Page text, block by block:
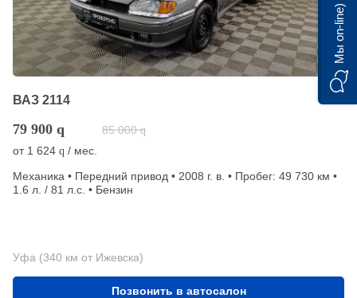
ВАЗ 2114
79 900 q 85 000 q
от 1 624 q / мес.
Механика • Передний привод • 2008 г. в. • Пробег: 49 730 км •
1.6 л. / 81 л.с. • Бензин
Уфа (340 км от Ижевска)
Позвонить в автосалон
Мы on-line)